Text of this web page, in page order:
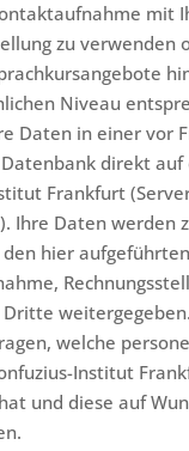
mit
zu verwenden
Niveau
Daten in einer vor
direkt auf
Frankfurt
Ihre Daten werden
hier
welche
Institut
und diese auf